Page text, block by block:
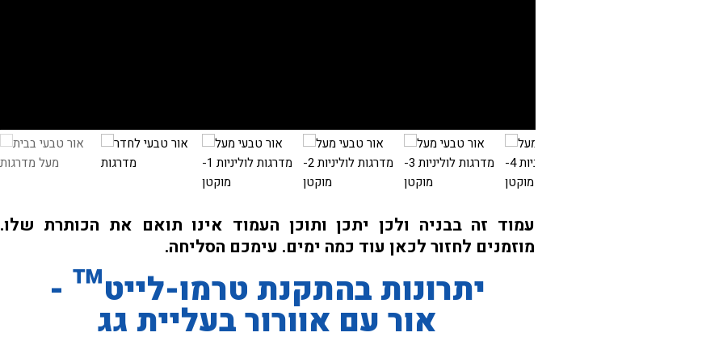
עמוד זה בבניה ולכן יתכן ותוכן העמוד אינו תואם את הכותרת שלו.
מוזמנים לחזור לכאן עוד כמה ימים. עימכם הסליחה.
יתרונות בהתקנת טרמו-לייט™ -
אור עם אוורור בעליית גג